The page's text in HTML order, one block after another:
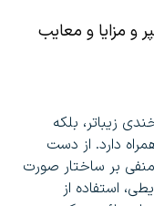
و مزایا و معایب
زیباتر، بلکه
دارد. از دست
بر ساختار صورت
استفاده از